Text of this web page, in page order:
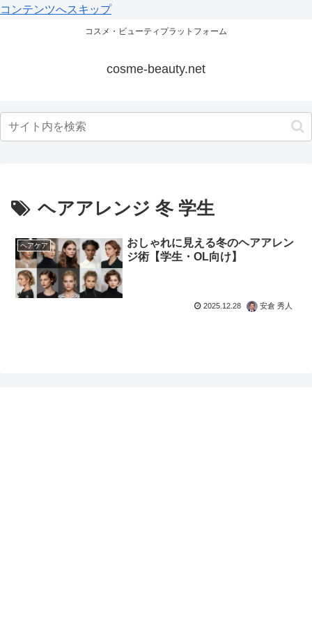
コンテンツへスキップ
コスメ・ビューティプラットフォーム
cosme-beauty.net
ヘアアレンジ 冬 学生
ヘアケア
おしゃれに見える冬のヘアアレン
ジ術【学生・OL向け】
2025.12.28 安倉 秀人